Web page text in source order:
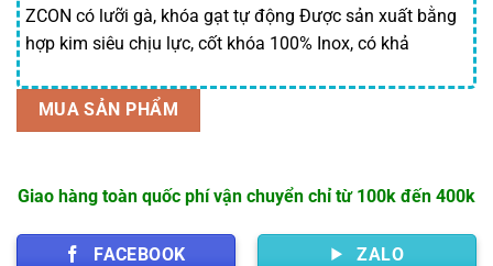
ZCON có lưỡi gà, khóa gạt tự động Được sản xuất bằng
hợp kim siêu chịu lực, cốt khóa 100% Inox, có khả
MUA SẢN PHẨM
Giao hàng toàn quốc phí vận chuyển chỉ từ 100k đến 400k
FACEBOOK ZALO